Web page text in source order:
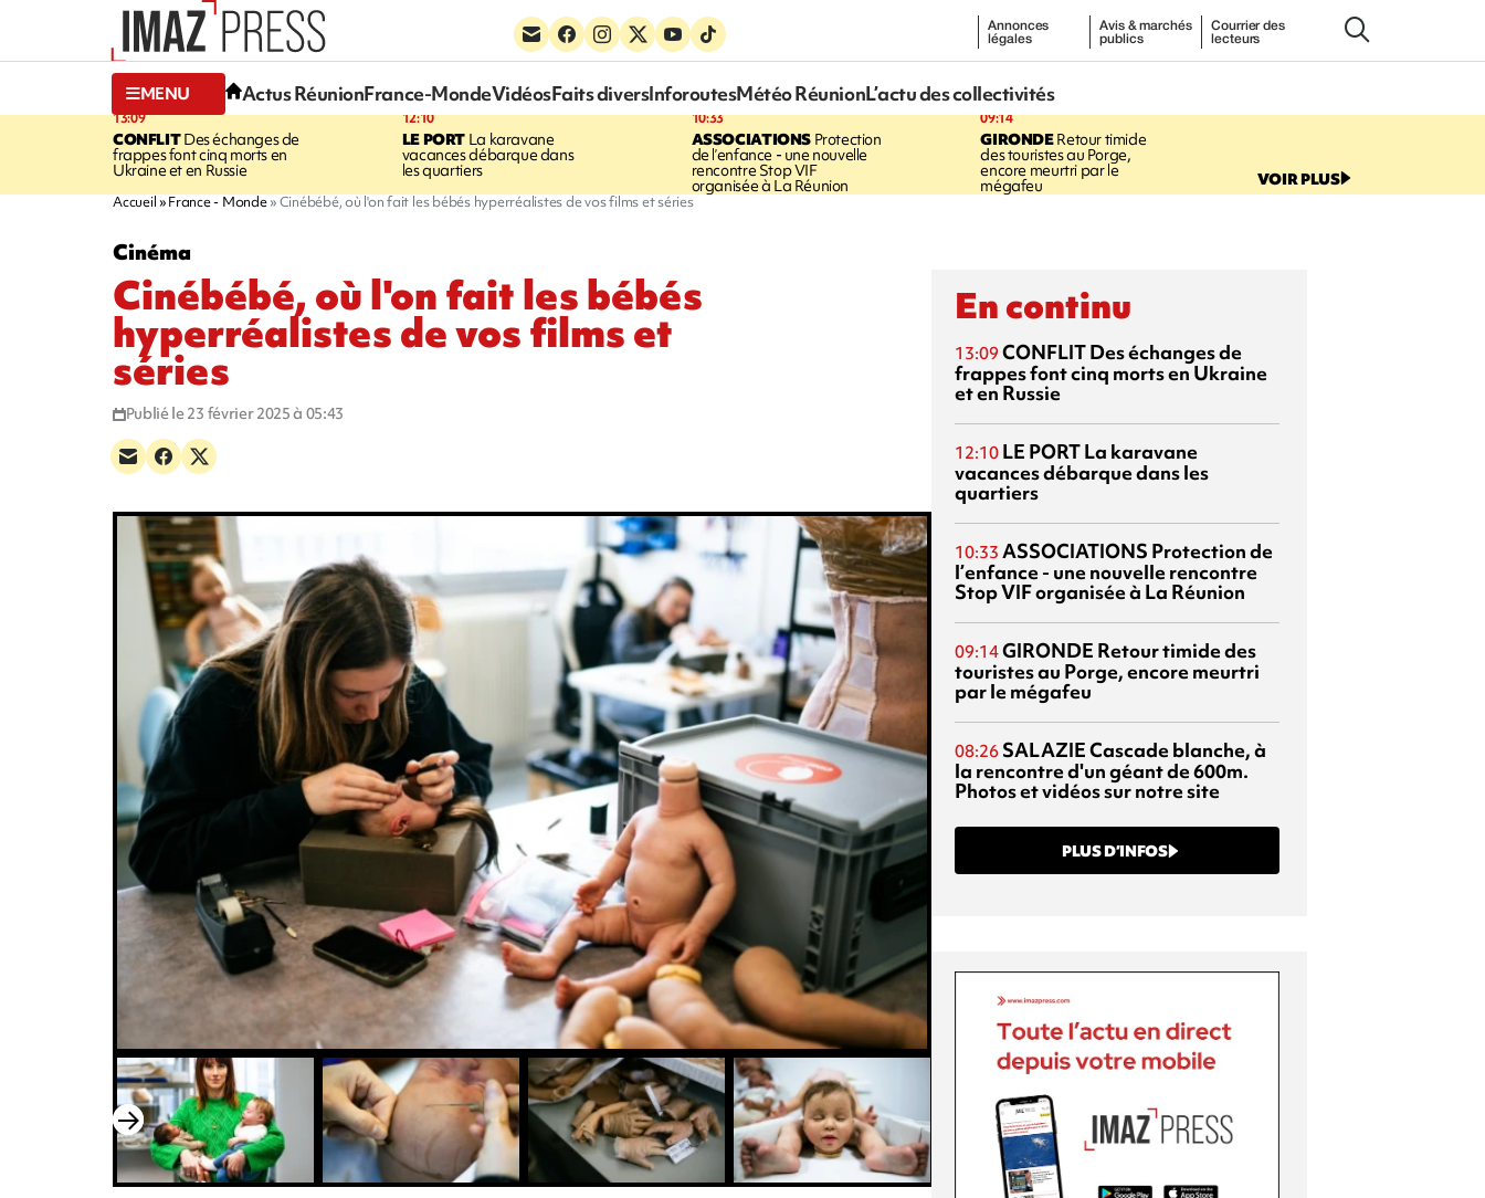
Annonces
légales
Avis & marchés
publics
Courrier des
lecteurs
MENU Actus RéunionFrance-MondeVidéosFaits diversInforoutesMétéo RéunionL’actu des collectivités
13:09
CONFLITDes échanges de
frappes font cinq morts en
Ukraine et en Russie
12:10
LE PORT La karavane
vacances débarque dans
les quartiers
10:33
ASSOCIATIONSProtection
de l’enfance - une nouvelle
rencontre Stop VIF
organisée à La Réunion
09:14
GIRONDERetour timide
des touristes au Porge,
encore meurtri par le
mégafeu VOIR PLUS
Accueil France - Monde Cinébébé, où l'on fait les bébés hyperréalistes de vos films et séries
Cinéma
Cinébébé, où l'on fait les bébés
hyperréalistes de vos films et
séries
Publié le 23 février 2025 à 05:43
En continu
13:09 CONFLITDes échanges de
frappes font cinq morts en Ukraine
et en Russie
12:10 LE PORTLa karavane
vacances débarque dans les
quartiers
10:33 ASSOCIATIONS Protection de
l’enfance - une nouvelle rencontre
Stop VIF organisée à La Réunion
09:14GIRONDE Retour timide des
touristes au Porge, encore meurtri
par le mégafeu
08:26 SALAZIECascade blanche, à
la rencontre d'un géant de 600m.
Photos et vidéos sur notre site
PLUS D’INFOS